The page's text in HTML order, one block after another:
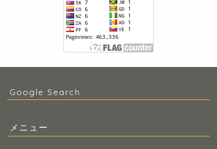
Google Search
メニュー